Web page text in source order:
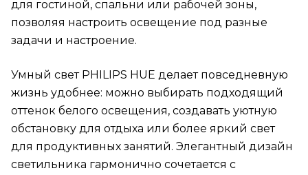
для гостиной, спальни или рабочей зоны,
позволяя настроить освещение под разные
задачи и настроение.
Умный свет PHILIPS HUE делает повседневную
жизнь удобнее: можно выбирать подходящий
оттенок белого освещения, создавать уютную
обстановку для отдыха или более яркий свет
для продуктивных занятий. Элегантный дизайн
светильника гармонично сочетается с